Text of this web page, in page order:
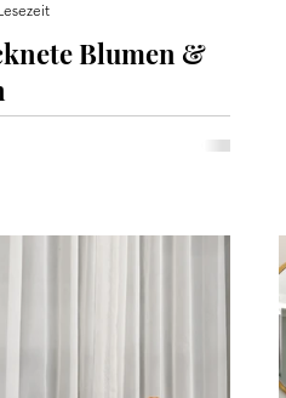
Blumen &